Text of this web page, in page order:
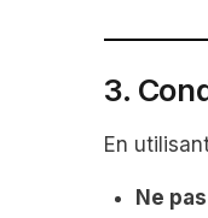
3.
En
Ne pas